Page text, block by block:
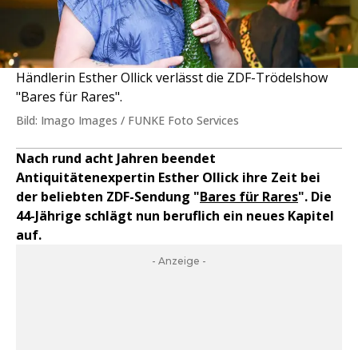
Händlerin Esther Ollick verlässt die ZDF-Trödelshow
"Bares für Rares".
Bild: Imago Images / FUNKE Foto Services
Nach rund acht Jahren beendet
Antiquitätenexpertin Esther Ollick ihre Zeit bei
der beliebten ZDF-Sendung "Bares für Rares". Die
44-Jährige schlägt nun beruflich ein neues Kapitel
auf.
- Anzeige -